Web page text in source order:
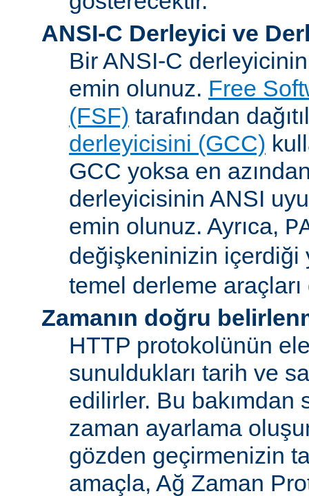
ANSI-C Derleyici ve
Bir ANSI-C
emin olunuz. Free
(FSF) tarafından
derleyicisini (GCC)
GCC yoksa en azından
derleyicisinin ANSI
emin olunuz. Ayrıca,
değişkeninizin
temel derleme araçları
Zamanın doğru
HTTP protokolünün
sunuldukları tarih ve
edilirler. Bu bakımdan
zaman ayarlama
gözden geçirmenizin
amaçla, Ağ Zaman